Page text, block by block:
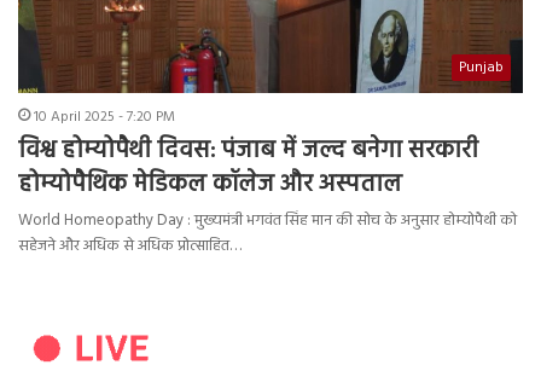
Punjab
10 April 2025 - 7:20 PM
विश्व होम्योपैथी दिवस: पंजाब में जल्द बनेगा सरकारी
होम्योपैथिक मेडिकल कॉलेज और अस्पताल
World Homeopathy Day : मुख्यमंत्री भगवंत सिंह मान की सोच के अनुसार होम्योपैथी को
सहेजने और अधिक से अधिक प्रोत्साहित…